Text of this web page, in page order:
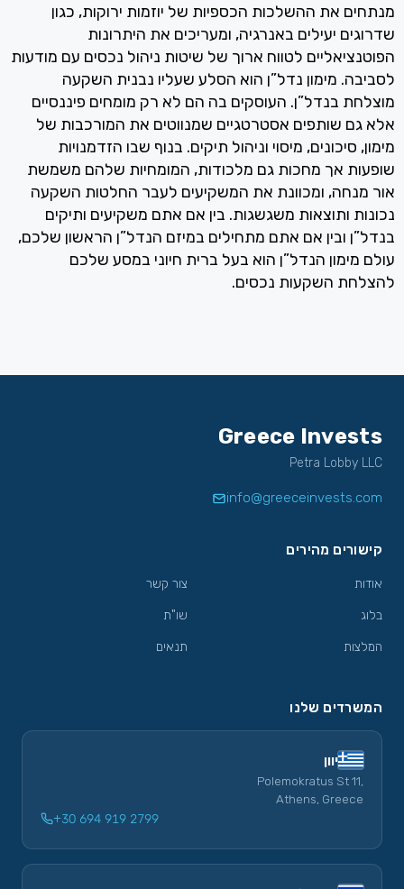
מנתחים את ההשלכות הכספיות של יוזמות ירוקות, כגון
שדרוגים יעילים באנרגיה, ומעריכים את היתרונות
הפוטנציאליים לטווח ארוך של שיטות ניהול נכסים עם מודעות
לסביבה. מימון נדל”ן הוא הסלע שעליו נבנית השקעה
מוצלחת בנדל”ן. העוסקים בה הם לא רק מומחים פיננסיים
אלא גם שותפים אסטרטגיים שמנווטים את המורכבות של
מימון, סיכונים, מיסוי וניהול תיקים. בנוף שבו הזדמנויות
שופעות אך מחכות גם מלכודות, המומחיות שלהם משמשת
אור מנחה, ומכוונת את המשקיעים לעבר החלטות השקעה
נכונות ותוצאות משגשגות. בין אם אתם משקיעים ותיקים
בנדל”ן ובין אם אתם מתחילים במיזם הנדל”ן הראשון שלכם,
עולם מימון הנדל”ן הוא בעל ברית חיוני במסע שלכם
להצלחת השקעות נכסים.
Greece Invests
Petra Lobby LLC
info@greeceinvests.com
קישורים מהירים
אודות
בלוג
המלצות
צור קשר
שו"ת
תנאים
המשרדים שלנו
יוון
Polemokratus St 11,
Athens, Greece
+30 694 919 2799